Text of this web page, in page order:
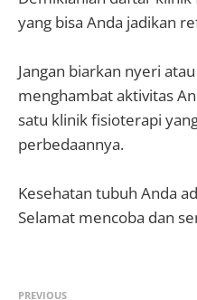
yang bisa Anda jadikan
Jangan biarkan nyeri
menghambat aktivitas
satu klinik fisioterapi
perbedaannya.
Kesehatan tubuh Anda
Selamat mencoba dan
PREVIOUS